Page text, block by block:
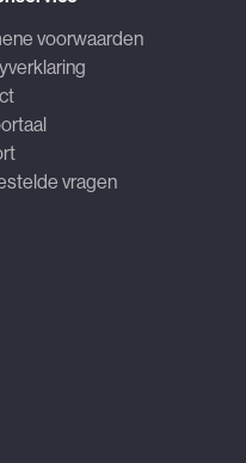
voorwaarden
vragen